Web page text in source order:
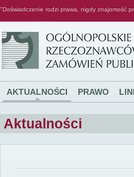
"Doświadczenie rodzi prawa, nigdy znajomość
AKTUALNOŚCI PRAWO
Aktualności